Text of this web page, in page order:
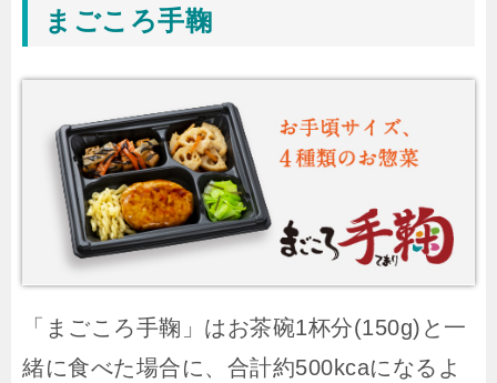
まごころ手鞠
「まごころ手鞠」はお茶碗1杯分(150g)と一
緒に食べた場合に、合計約500kcaになるよ